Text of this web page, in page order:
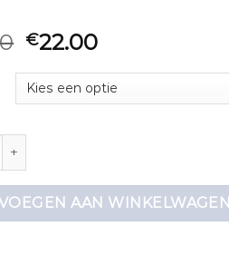
€22.00
aantal
AAN WINKELWAGEN